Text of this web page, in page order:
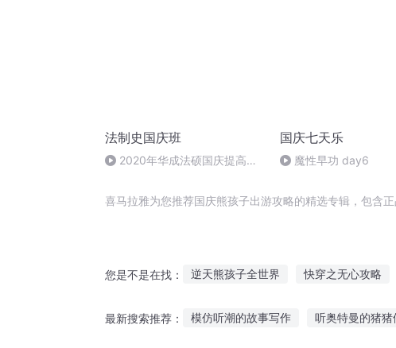
法制史国庆班
2020年华成法硕国庆提高班
国庆七天乐
魔性早功 day6
喜马拉雅为您推荐国庆熊孩子出游攻略的精选专辑，包含
您是不是在找： 逆天熊孩子全世界 快穿之无心攻略
最新搜索推荐： 模仿听潮的故事写作 听奥特曼的猪猪